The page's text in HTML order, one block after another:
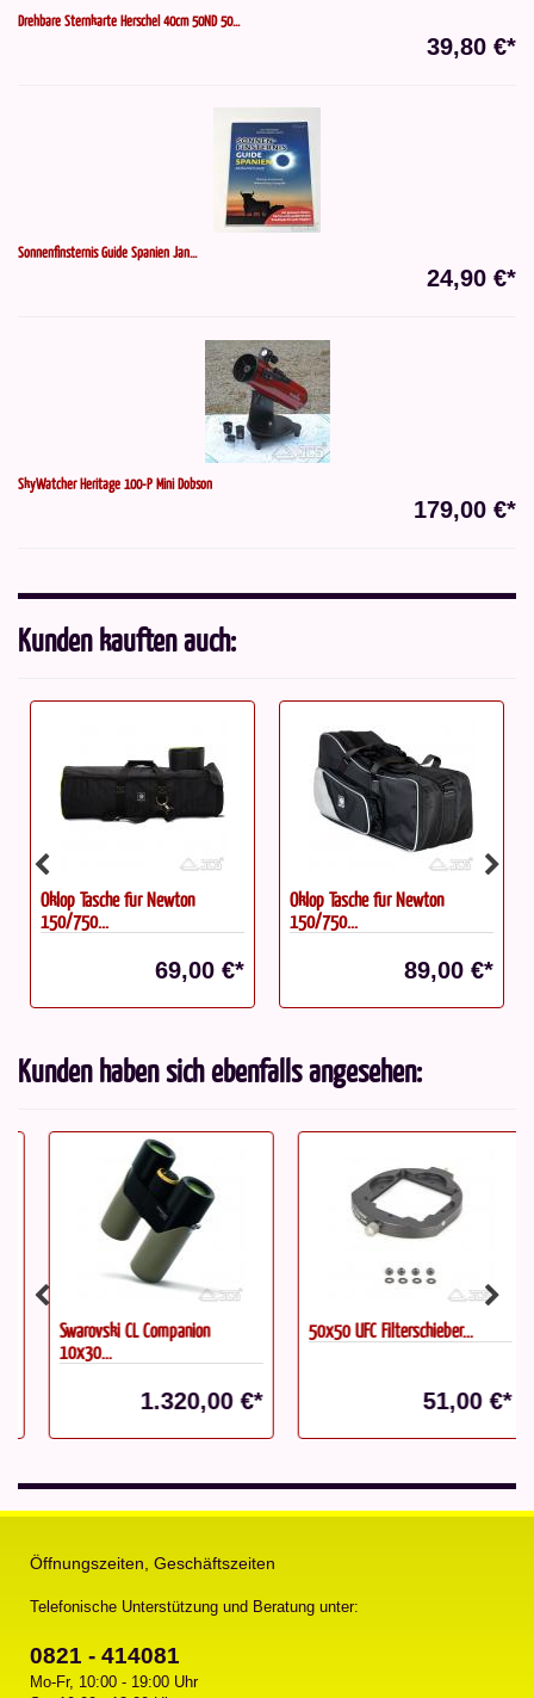
Drehbare Sternkarte Herschel 40cm 50ND 50...
39,80 €*
Sonnenfinsternis Guide Spanien Jan...
24,90 €*
SkyWatcher Heritage 100-P Mini Dobson
179,00 €*
Kunden kauften auch:
Oklop Tasche für Newton
150/750...
69,00 €*
Oklop Tasche für Newton
150/750...
89,00 €*
Kunden haben sich ebenfalls angesehen:
Swarovski CL Companion
10x30...
1.320,00 €*
50x50 UFC Filterschieber...
51,00 €*
Öffnungszeiten, Geschäftszeiten
Telefonische Unterstützung und Beratung unter:
0821 - 414081
Mo-Fr, 10:00 - 19:00 Uhr